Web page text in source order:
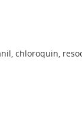
chloroquin,